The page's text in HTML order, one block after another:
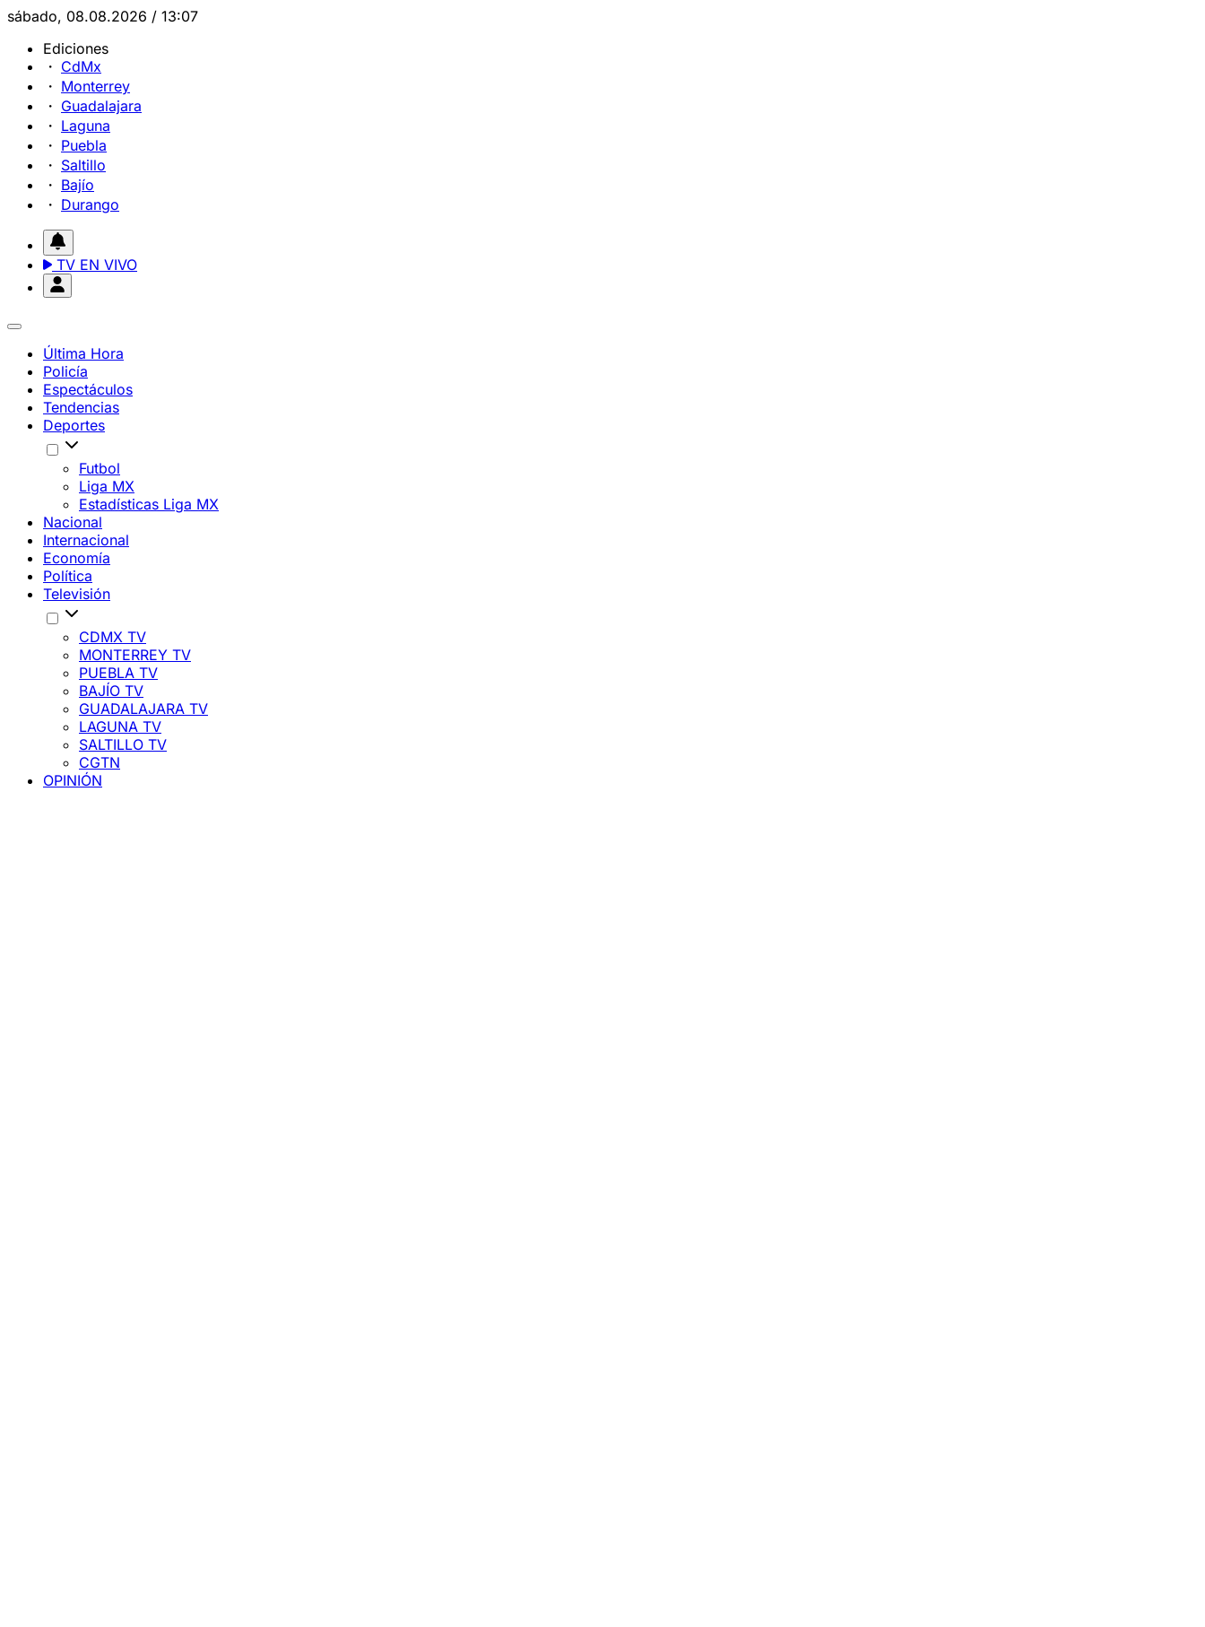
sábado, 08.08.2026 / 13:07
Ediciones
CdMx
Monterrey
Guadalajara
Laguna
Puebla
Saltillo
Bajío
Durango
TV EN VIVO
Última Hora
Policía
Espectáculos
Tendencias
Deportes
Futbol
Liga MX
Estadísticas Liga MX
Nacional
Internacional
Economía
Política
Televisión
CDMX TV
MONTERREY TV
PUEBLA TV
BAJÍO TV
GUADALAJARA TV
LAGUNA TV
SALTILLO TV
CGTN
OPINIÓN